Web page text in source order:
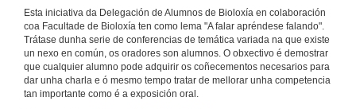
Esta iniciativa da Delegación de Alumnos de Bioloxía en colaboración
coa Facultade de Bioloxía ten como lema "A falar apréndese falando".
Trátase dunha serie de conferencias de temática variada na que existe
un nexo en común, os oradores son alumnos. O obxectivo é demostrar
que cualquier alumno pode adquirir os coñecementos necesarios para
dar unha charla e ó mesmo tempo tratar de mellorar unha competencia
tan importante como é a exposición oral.
Inauguración das xornadas DIVULGATE 2017
3 de abr. de 2017